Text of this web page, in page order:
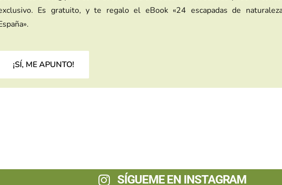
Es gratuito, y te regalo el eBook «24 escapadas de
¡SÍ, ME APUNTO!
SÍGUEME EN INSTAGRAM